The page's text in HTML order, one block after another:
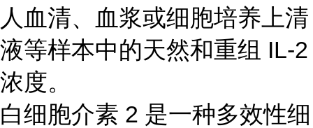
人血清、血浆或细胞培养上清
液等样本中的天然和重组 IL-2
浓度。
白细胞介素 2 是一种多效性细